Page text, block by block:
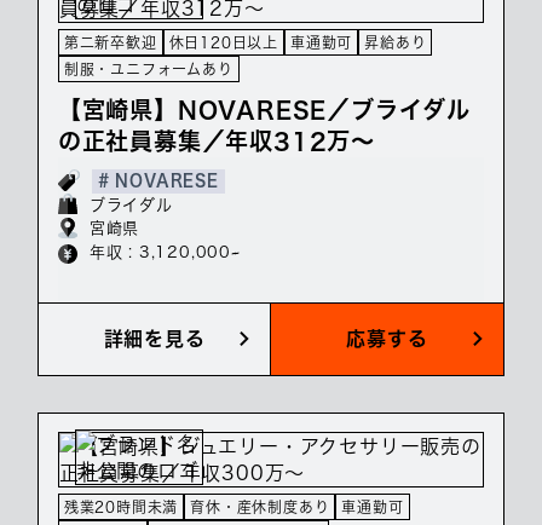
第二新卒歓迎 休日120日以上 車通勤可
昇給あり
制服・ユニフォームあり
【宮崎県】NOVARESE／ブライダル
の正社員募集／年収312万～
# NOVARESE
ブライダル
宮崎県
年収 : 3,120,000~
詳細を見る 応募する
残業20時間未満 育休・産休制度あり
車通勤可